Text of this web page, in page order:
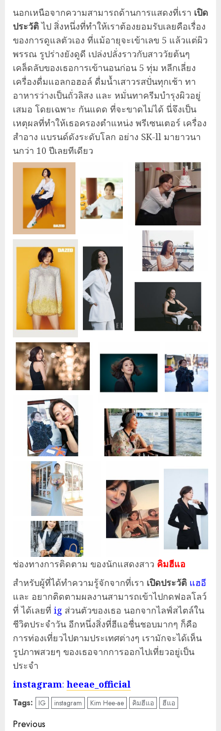
นอกเหนือจากความสามารถด้านการแสดงที่เรา เปิด
ประวัติไป สิ่งหนึ่งที่ทำให้เราต้องยอมรับเลยคือเรื่อง
ของการดูแลตัวเอง ที่แม้อายุจะเข้าเลข 5 แล้วแต่ผิว
พรรณ รูปร่างยังดูดี เปล่งปลั่งราวกับสาววัยต้นๆ
เคล็ดลับของเธอการเข้านอนก่อน 5 ทุ่ม หลีกเลี่ยง
เครื่องดื่มแอลกอฮอล์ ดื่มน้ำเสาวรสปั่นทุกเช้า ทา
อาหารว่างเป็นถั่วลิสง และ หมั่นทาครีมบำรุงผิวอยู่
เสมอ โดยเฉพาะ กันแดด ที่จะขาดไม่ได้ นี่จึงเป็น
เหตุผลที่ทำให้เธอครองตำแหน่ง พรีเซนเตอร์ เครื่อง
สำอาง แบรนด์ดังระดับโลก อย่าง SK-ll มายาวนา
นกว่า 10 ปีเลยทีเดียว
ช่องทางการติดตาม ของนักแสดงสาว คิมฮีแอ
สำหรับผู้ที่ได้ทำความรู้จักจากที่เรา เปิดประวัติ แฮอี
และ อยากติดตามผลงานสามารถเข้าไปกดฟอลโลว์
ที่ได้เลยที่ ig ส่วนตัวของเธอ นอกจากไลฟ์สไตล์ใน
ชีวิตประจำวัน อีกหนึ่งสิ่งที่ฮีแอชื่นชอบมากๆ ก็คือ
การท่องเที่ยวไปตามประเทศต่างๆ เรามักจะได้เห็น
รูปภาพสวยๆ ของเธอจากการออกไปเที่ยวอยู่เป็น
ประจำ
instagram: heeae_official
Tags: IG instagram Kim Hee-ae คิมฮีแอ ฮีแอ
Post
Previous